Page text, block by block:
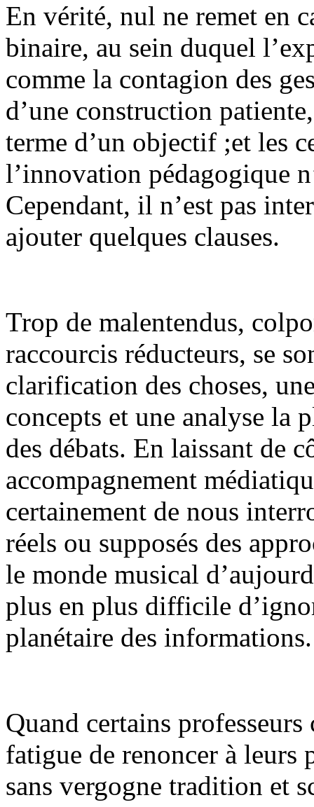
En vérité, nul ne remet en
binaire, au sein duquel
comme la contagion des
d’une construction
terme d’un objectif ;et les
l’innovation pédagogique
Cependant, il n’est pas
ajouter quelques clauses.
Trop de malentendus,
raccourcis réducteurs, se
clarification des choses,
concepts et une analyse la
des débats. En laissant de
accompagnement
certainement de nous
réels ou supposés des
le monde musical
plus en plus difficile
planétaire des informations.
Quand certains
fatigue de renoncer à leurs
sans vergogne tradition et